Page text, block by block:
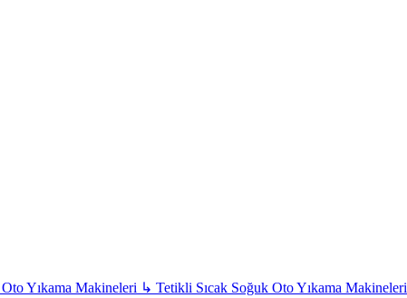
Yıkama Makineleri ↳ Tetikli Sıcak Soğuk Oto Yıkama Makineleri